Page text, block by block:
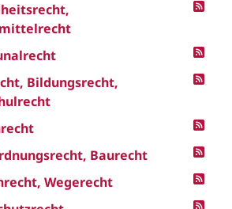
Bildungsrecht,
Baurecht
Wegerecht